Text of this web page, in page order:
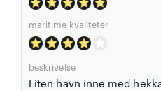
maritime kvaliteter
beskrivelse
Liten havn inne med